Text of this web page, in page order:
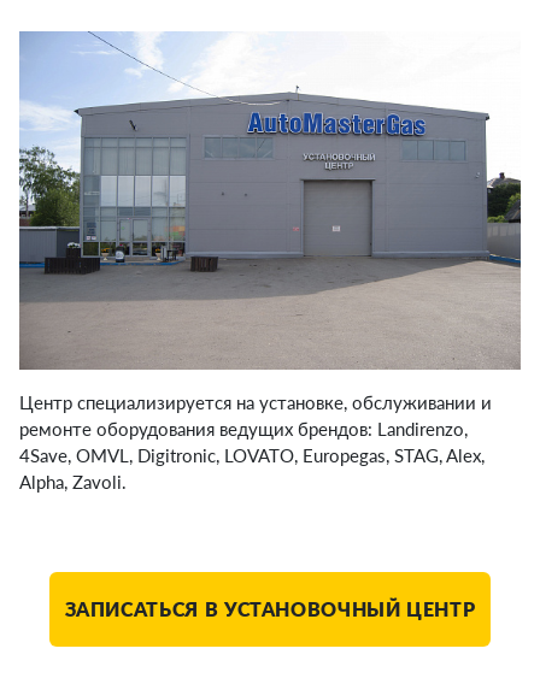
Центр специализируется на установке, обслуживании и
ремонте оборудования ведущих брендов: Landirenzo,
4Save, OMVL, Digitronic, LOVATO, Europegas, STAG, Alex,
Alpha, Zavoli.
ЗАПИСАТЬСЯ В УСТАНОВОЧНЫЙ ЦЕНТР